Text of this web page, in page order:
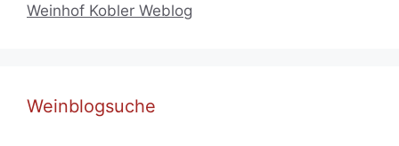
Weinhof Kobler Weblog
Weinblogsuche